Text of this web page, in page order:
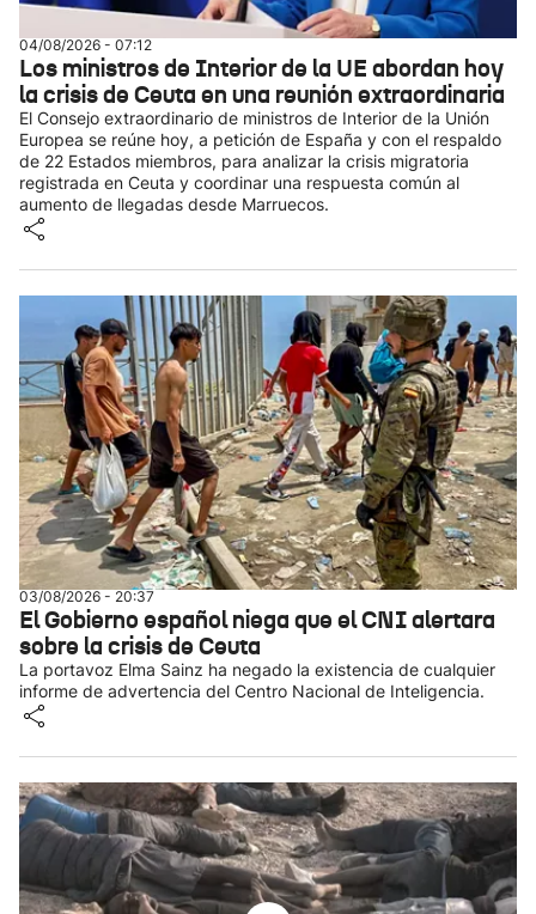
04/08/2026 - 07:12
Los ministros de Interior de la UE abordan hoy
la crisis de Ceuta en una reunión extraordinaria
El Consejo extraordinario de ministros de Interior de la Unión
Europea se reúne hoy, a petición de España y con el respaldo
de 22 Estados miembros, para analizar la crisis migratoria
registrada en Ceuta y coordinar una respuesta común al
aumento de llegadas desde Marruecos.
03/08/2026 - 20:37
El Gobierno español niega que el CNI alertara
sobre la crisis de Ceuta
La portavoz Elma Sainz ha negado la existencia de cualquier
informe de advertencia del Centro Nacional de Inteligencia.